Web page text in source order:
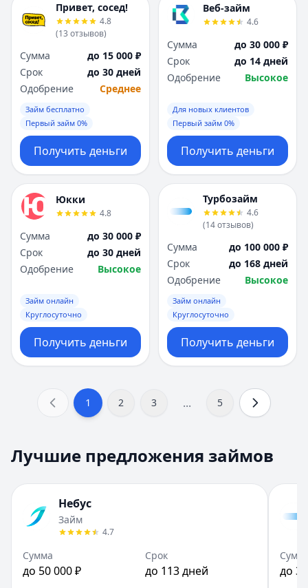
Привет, сосед!
4.8
(13 отзывов)
Сумма
до 15 000 ₽
Срок
до 30 дней
Одобрение
Среднее
Займ бесплатно
Первый займ 0%
Получить деньги
Веб-займ
4.6
Сумма
до 30 000 ₽
Срок
до 14 дней
Одобрение
Высокое
Для новых клиентов
Первый займ 0%
Получить деньги
Юкки
4.8
Сумма
до 30 000 ₽
Срок
до 30 дней
Одобрение
Высокое
Займ онлайн
Круглосуточно
Получить деньги
Турбозайм
4.6
(14отзывов)
Сумма
до 100 000 ₽
Срок
до 168 дней
Одобрение
Высокое
Займ онлайн
Круглосуточно
Получить деньги
1 2 3 ... 5
Лучшие предложения займов
Небус
Займ
4.7
Сумма
до 50 000 ₽
Срок
до 113 дней до